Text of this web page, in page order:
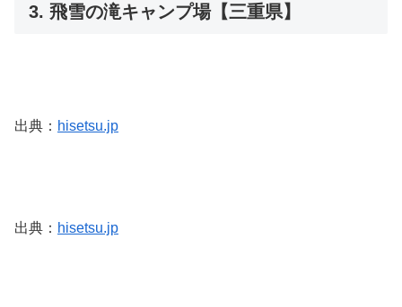
3. 飛雪の滝キャンプ場【三重県】
出典： hisetsu.jp
出典： hisetsu.jp